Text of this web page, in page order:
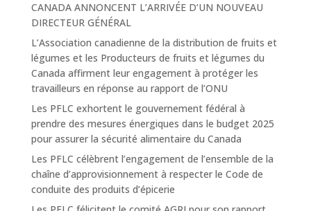
CANADA ANNONCENT L’ARRIVÉE D’UN NOUVEAU
DIRECTEUR GÉNÉRAL
L’Association canadienne de la distribution de fruits et
légumes et les Producteurs de fruits et légumes du
Canada affirment leur engagement à protéger les
travailleurs en réponse au rapport de l’ONU
Les PFLC exhortent le gouvernement fédéral à
prendre des mesures énergiques dans le budget 2025
pour assurer la sécurité alimentaire du Canada
Les PFLC célèbrent l’engagement de l’ensemble de la
chaîne d’approvisionnement à respecter le Code de
conduite des produits d’épicerie